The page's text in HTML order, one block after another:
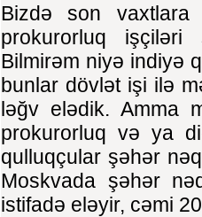
Bizdə son
prokurorluq işçiləri
Bilmirəm niyə indiyə
bunlar dövlət işi ilə
ləğv elədik. Amma
prokurorluq və ya
qulluqçular şəhər
Moskvada şəhər
istifadə eləyir, cəmi